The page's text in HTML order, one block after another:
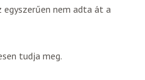
nem adta át a
tudja meg.